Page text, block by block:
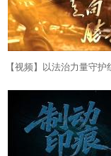
【视频】以法治力量守护
色基因